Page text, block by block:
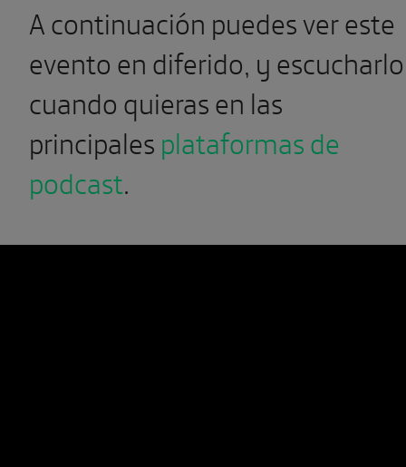
A continuación puedes ver este
evento en diferido, y escucharlo
cuando quieras en las
principalesplataformas de
podcast.